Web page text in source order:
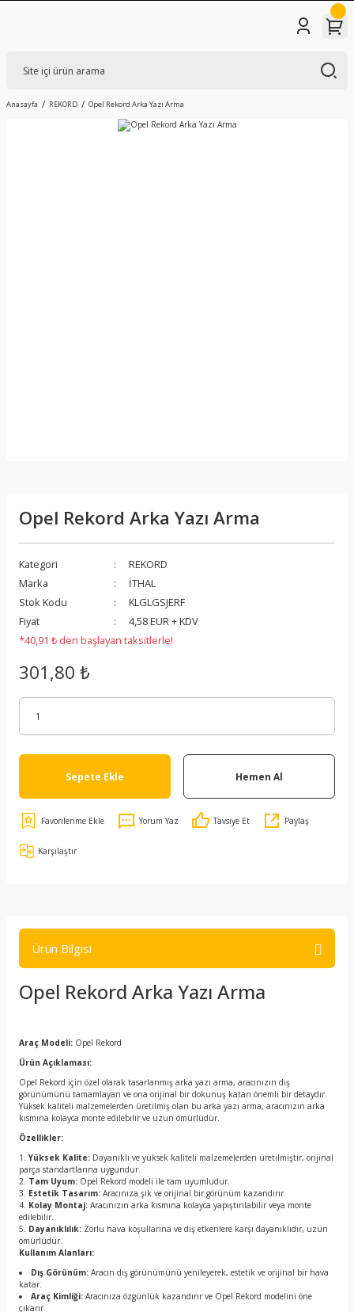
Anasayfa REKORD Opel Rekord Arka Yazı Arma
Opel Rekord Arka Yazı Arma
Kategori
REKORD
Marka
İTHAL
Stok Kodu
KLGLGSJERF
Fiyat
4,58 EUR + KDV
*40,91 ₺ den başlayan taksitlerle!
301,80 ₺
Sepete Ekle Hemen Al
Yorum Yaz Tavsiye Et Paylaş
Karşılaştır
Ürün Bilgisi
Opel Rekord Arka Yazı Arma
Araç Modeli: Opel Rekord
Ürün Açıklaması:
Opel Rekord için özel olarak tasarlanmış arka yazı arma, aracınızın dış
görünümünü tamamlayan ve ona orijinal bir dokunuş katan önemli bir detaydır.
Yüksek kaliteli malzemelerden üretilmiş olan bu arka yazı arma, aracınızın arka
kısmına kolayca monte edilebilir ve uzun ömürlüdür.
Özellikler:
Yüksek Kalite: Dayanıklı ve yüksek kaliteli malzemelerden üretilmiştir, orijinal
parça standartlarına uygundur.
Tam Uyum: Opel Rekord modeli ile tam uyumludur.
Estetik Tasarım: Aracınıza şık ve orijinal bir görünüm kazandırır.
Kolay Montaj: Aracınızın arka kısmına kolayca yapıştırılabilir veya monte
edilebilir.
Dayanıklılık: Zorlu hava koşullarına ve dış etkenlere karşı dayanıklıdır, uzun
ömürlüdür.
Kullanım Alanları:
Dış Görünüm: Aracın dış görünümünü yenileyerek, estetik ve orijinal bir hava
katar.
Araç Kimliği: Aracınıza özgünlük kazandırır ve Opel Rekord modelini öne
çıkarır.